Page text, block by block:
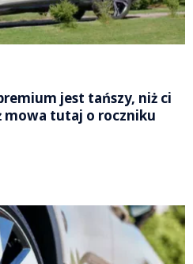
jest tańszy, niż ci
mowa tutaj o roczniku